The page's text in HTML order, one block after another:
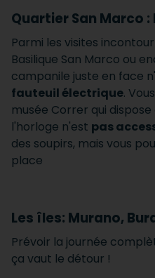
Quartier San Marco :
Parmi les visites
Basilique San Marco ou
campanile juste en face
fauteuil électrique.
musée Correr qui
l'horloge n'est pas
des soupirs, mais vous
place
Les îles: Murano,
Prévoir la journée
ça vaut le détour !